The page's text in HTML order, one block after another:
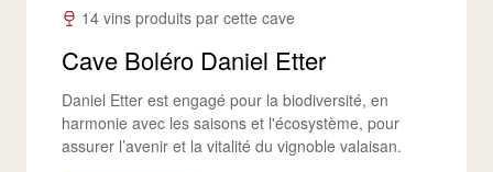
14 vins produits par cette cave
Cave Boléro Daniel Etter
Daniel Etter est engagé pour la biodiversité, en
harmonie avec les saisons et l'écosystème, pour
assurer l’avenir et la vitalité du vignoble valaisan.